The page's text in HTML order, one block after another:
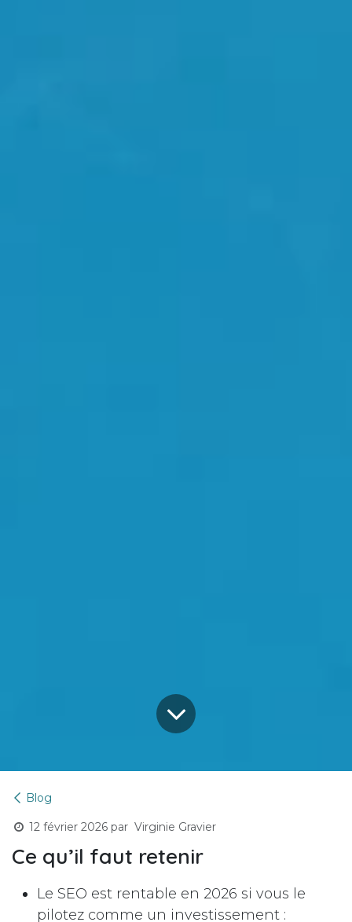
Blog
12 février 2026 par Virginie Gravier
Ce qu’il faut retenir
Le SEO est rentable en 2026 si vous le
pilotez comme un investissement :